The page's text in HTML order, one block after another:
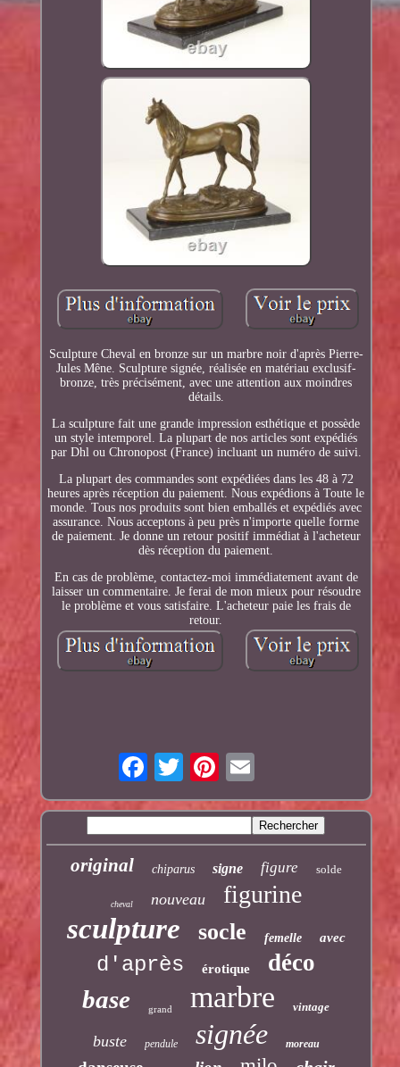
Sculpture Cheval en bronze sur un marbre noir d'après Pierre-
Jules Mêne. Sculpture signée, réalisée en matériau exclusif-
bronze, très précisément, avec une attention aux moindres
détails.
La sculpture fait une grande impression esthétique et possède
un style intemporel. La plupart de nos articles sont expédiés
par Dhl ou Chronopost (France) incluant un numéro de suivi.
La plupart des commandes sont expédiées dans les 48 à 72
heures après réception du paiement. Nous expédions à Toute le
monde. Tous nos produits sont bien emballés et expédiés avec
assurance. Nous acceptons à peu près n'importe quelle forme
de paiement. Je donne un retour positif immédiat à l'acheteur
dès réception du paiement.
En cas de problème, contactez-moi immédiatement avant de
laisser un commentaire. Je ferai de mon mieux pour résoudre
le problème et vous satisfaire. L'acheteur paie les frais de
retour.
original chiparus signe figure solde
cheval nouveau figurine
sculpture socle femelle avec
d'après érotique déco
base grand marbre vintage
buste pendule signée moreau